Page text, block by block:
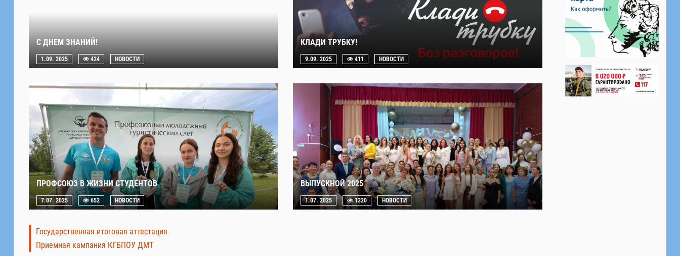
С ДНЕМ ЗНАНИЙ!
1.09. 2025 424 НОВОСТИ
КЛАДИ ТРУБКУ!
9.09. 2025 411 НОВОСТИ
ПРОФСОЮЗ В ЖИЗНИ СТУДЕНТОВ
7.07. 2025 652 НОВОСТИ
ВЫПУСКНОЙ 2025
1.07. 2025 1320 НОВОСТИ
Государственная итоговая аттестация
Приемная кампания КГБПОУ ДМТ